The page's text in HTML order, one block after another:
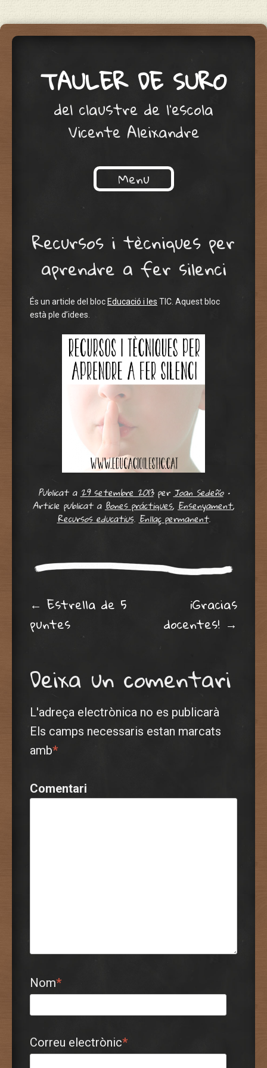
TAULER DE SURO
del claustre de l'escola
Vicente Aleixandre
Menu
Recursos i tècniques per
aprendre a fer silenci
És un article del bloc Educació i les TIC. Aquest bloc
està ple d’idees.
Publicat a29 setembre 2013perJoan Sedeño •
Article publicat aBones práctiques, Ensenyament,
Recursos educatius.Enllaç permanent.
Post navigation
← Estrella de 5
puntes
¡Gracias
docentes! →
Deixa un comentari
L'adreça electrònica no es publicarà
Els camps necessaris estan marcats
amb*
Comentari
Nom*
Correu electrònic*